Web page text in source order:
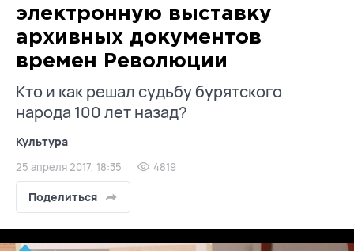
электронную выставку
архивных документов
времен Революции
Кто и как решал судьбу бурятского
народа 100 лет назад?
Культура
25 апреля 2017, 18:35 4819
Поделиться